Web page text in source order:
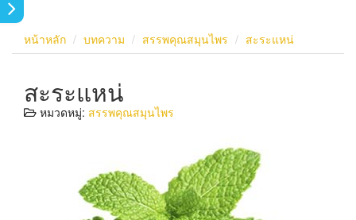
หน้าหลัก บทความ สรรพคุณสมุนไพร สะระแหน่
สะระแหน่
หมวดหมู่: สรรพคุณสมุนไพร